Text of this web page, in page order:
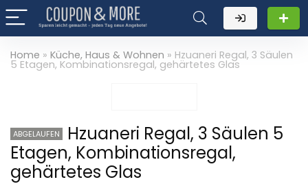
Home » Küche, Haus & Wohnen » Hzuaneri Regal, 3 Säulen
5 Etagen, Kombinationsregal, gehärtetes Glas
ABGELAUFEN
Hzuaneri Regal, 3 Säulen 5
Etagen, Kombinationsregal,
gehärtetes Glas